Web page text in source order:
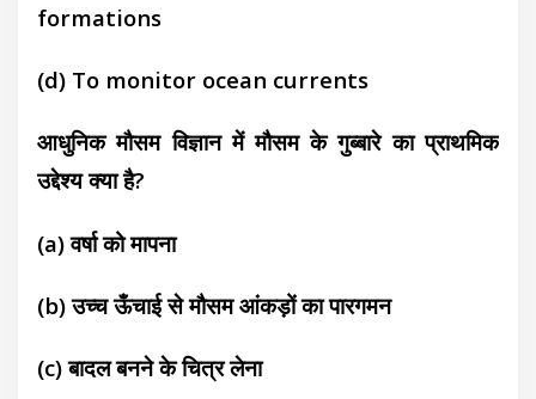
formations
(d) To monitor ocean currents
आधुनिक मौसम विज्ञान में मौसम के गुब्बारे का प्राथमिक
उद्देश्य क्या है?
(a) वर्षा को मापना
(b) उच्च ऊँचाई से मौसम आंकड़ों का पारगमन
(c) बादल बनने के चित्र लेना